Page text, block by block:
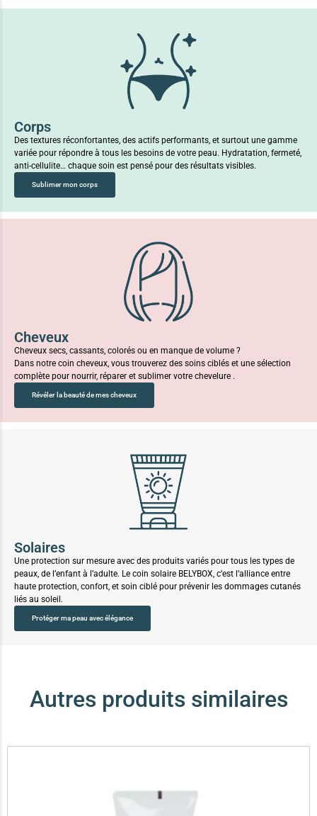
Corps
Des textures réconfortantes, des actifs performants, et surtout une gamme
variée pour répondre à tous les besoins de votre peau. Hydratation, fermeté,
anti-cellulite… chaque soin est pensé pour des résultats visibles.
Sublimer mon corps
Cheveux
Cheveux secs, cassants, colorés ou en manque de volume ?
Dans notre coin cheveux, vous trouverez des soins ciblés et une sélection
complète pour nourrir, réparer et sublimer votre chevelure .
Révéler la beauté de mes cheveux
Solaires
Une protection sur mesure avec des produits variés pour tous les types de
peaux, de l’enfant à l’adulte. Le coin solaire BELYBOX, c’est l’alliance entre
haute protection, confort, et soin ciblé pour prévenir les dommages cutanés
liés au soleil.
Protéger ma peau avec élégance
Autres produits similaires